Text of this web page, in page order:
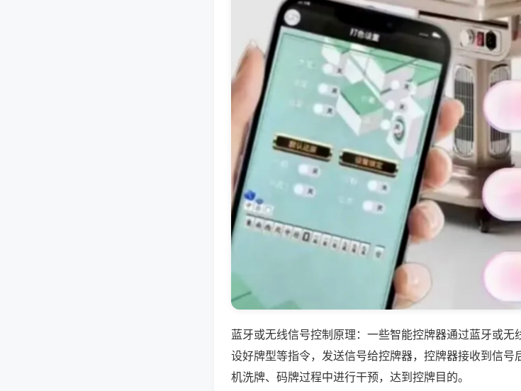
蓝牙或无线信号控制原理：一些智能控牌器通过蓝牙或
设好牌型等指令，发送信号给控牌器，控牌器接收到信
机洗牌、码牌过程中进行干预，达到控牌目的。